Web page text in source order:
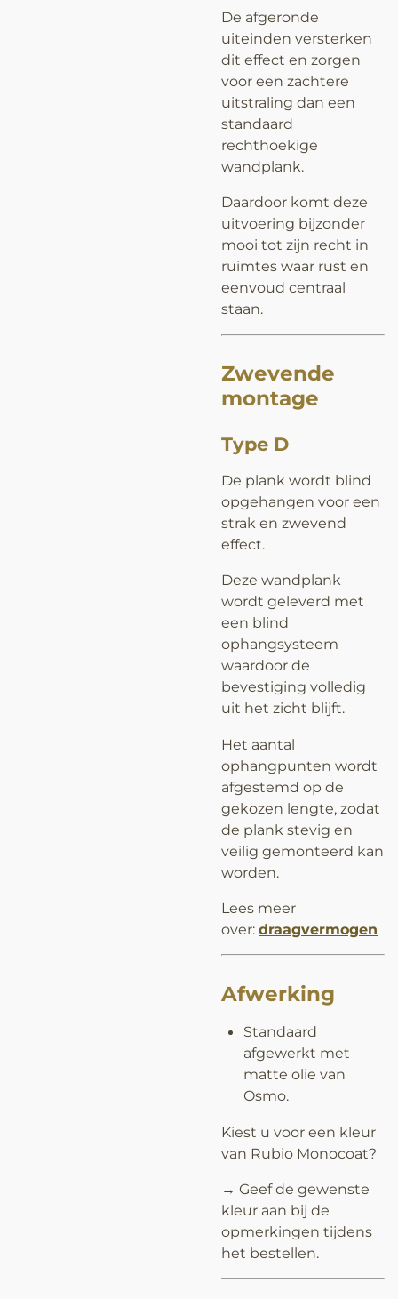
De afgeronde
uiteinden versterken
dit effect en zorgen
voor een zachtere
uitstraling dan een
standaard
rechthoekige
wandplank.
Daardoor komt deze
uitvoering bijzonder
mooi tot zijn recht in
ruimtes waar rust en
eenvoud centraal
staan.
Zwevende
montage
Type D
De plank wordt blind
opgehangen voor een
strak en zwevend
effect.
Deze wandplank
wordt geleverd met
een blind
ophangsysteem
waardoor de
bevestiging volledig
uit het zicht blijft.
Het aantal
ophangpunten wordt
afgestemd op de
gekozen lengte, zodat
de plank stevig en
veilig gemonteerd kan
worden.
Lees meer
over: draagvermogen
Afwerking
Standaard
afgewerkt met
matte olie van
Osmo.
Kiest u voor een kleur
van Rubio Monocoat?
→ Geef de gewenste
kleur aan bij de
opmerkingen tijdens
het bestellen.